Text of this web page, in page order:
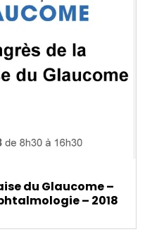
du Glaucome –
– 2018